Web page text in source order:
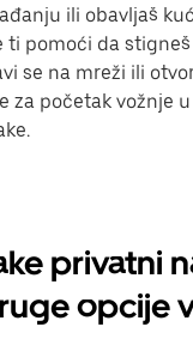
ili obavljaš
ti pomoći da
se na mreži ili
za početak vožnje u
privatni
opcije